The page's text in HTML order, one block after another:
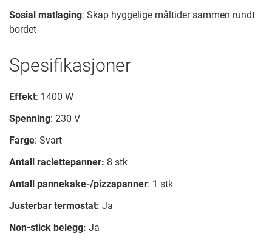
Sosial matlaging: Skap hyggelige måltider sammen rundt
bordet
Spesifikasjoner
Effekt: 1400 W
Spenning: 230 V
Farge: Svart
Antall raclettepanner: 8 stk
Antall pannekake-/pizzapanner: 1 stk
Justerbar termostat: Ja
Non-stick belegg: Ja